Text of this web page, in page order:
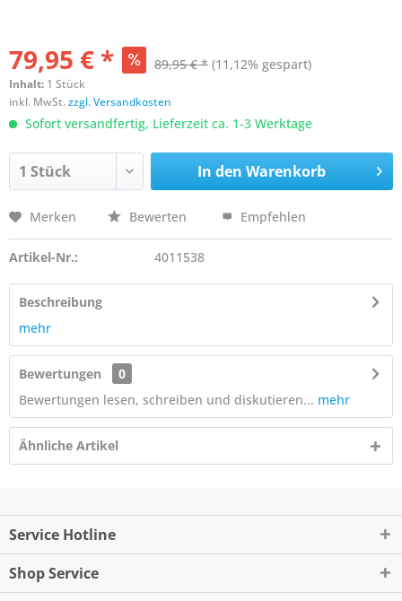
79,95 € * 89,95 € * (11,12% gespart)
Inhalt: 1 Stück
inkl. MwSt.zzgl. Versandkosten
Sofort versandfertig, Lieferzeit ca. 1-3 Werktage
In den Warenkorb
Merken Bewerten Empfehlen
Artikel-Nr.: 4011538
Beschreibung
mehr
Bewertungen
0
Bewertungen lesen, schreiben und diskutieren... mehr
Ähnliche Artikel
Service Hotline
Shop Service